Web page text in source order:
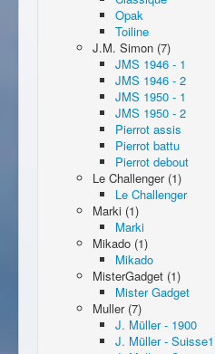
Opak
Toiline
J.M. Simon (7)
JMS 1946 - 1
JMS 1946 - 2
JMS 1950 - 1
JMS 1950 - 2
Pierrot assis
Pierrot battu
Pierrot debout
Le Challenger (1)
Le Challenger
Marki (1)
Marki
Mikado (1)
Mikado
MisterGadget (1)
Mister Gadget
Muller (7)
J. Müller - 1900
J. Müller - Suisse1